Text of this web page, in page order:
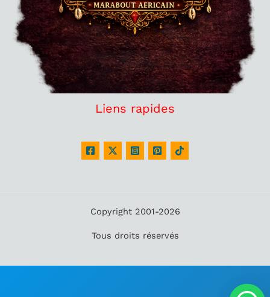
Liens rapides
Copyright 2001-2026
Tous droits réservés